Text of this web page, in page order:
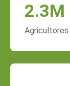
2.3M
Agricultores